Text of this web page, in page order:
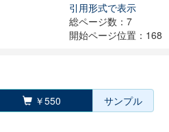
引用形式で表示
総ページ数：7
開始ページ位置：168
￥550 サンプル